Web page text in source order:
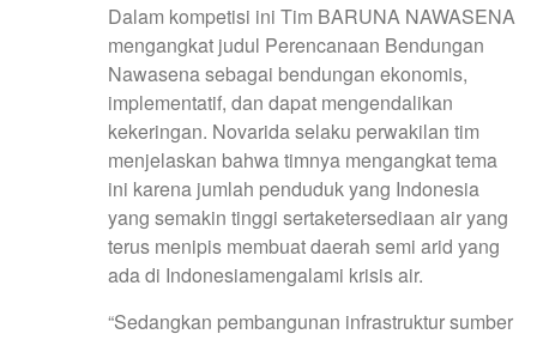
Dalam kompetisi ini Tim BARUNA NAWASENA
mengangkat judul Perencanaan Bendungan
Nawasena sebagai bendungan ekonomis,
implementatif, dan dapat mengendalikan
kekeringan. Novarida selaku perwakilan tim
menjelaskan bahwa timnya mengangkat tema
ini karena jumlah penduduk yang Indonesia
yang semakin tinggi sertaketersediaan air yang
terus menipis membuat daerah semi arid yang
ada di Indonesiamengalami krisis air.
“Sedangkan pembangunan infrastruktur sumber